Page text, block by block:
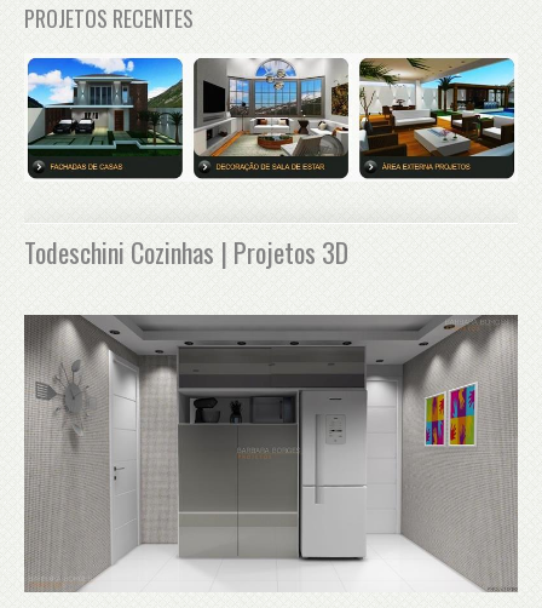
PROJETOS RECENTES
Todeschini Cozinhas | Projetos 3D